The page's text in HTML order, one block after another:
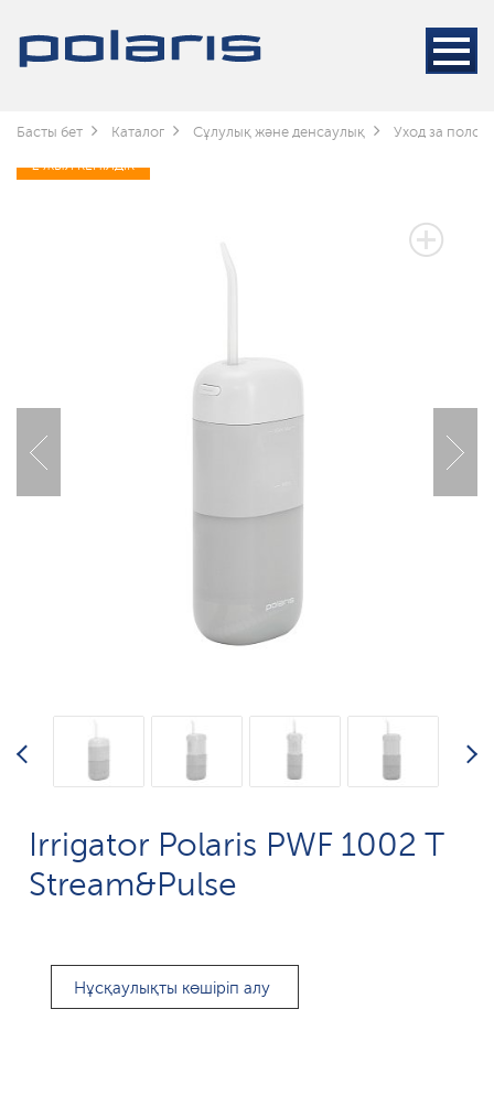
Басты бет Каталог Сұлулық және денсаулық Уход за
2 ЖЫЛ КЕПІЛДІК
Irrigator Polaris PWF 1002 T
Stream&Pulse
Нұсқаулықты көшіріп алу